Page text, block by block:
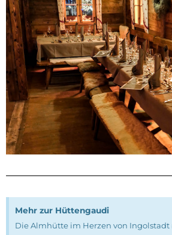
Mehr zur Hüttengaudi
Die Almhütte im Herzen von